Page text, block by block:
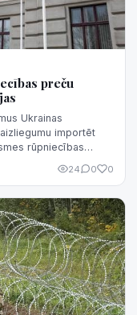
preču
Ukrainas
importēt
rūpniecības
24 0 0